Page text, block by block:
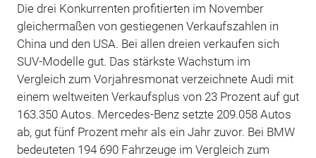
Die drei Konkurrenten profitierten im November
gleichermaßen von gestiegenen Verkaufszahlen in
China und den USA. Bei allen dreien verkaufen sich
SUV-Modelle gut. Das stärkste Wachstum im
Vergleich zum Vorjahresmonat verzeichnete Audi mit
einem weltweiten Verkaufsplus von 23 Prozent auf gut
163.350 Autos. Mercedes-Benz setzte 209.058 Autos
ab, gut fünf Prozent mehr als ein Jahr zuvor. Bei BMW
bedeuteten 194 690 Fahrzeuge im Vergleich zum